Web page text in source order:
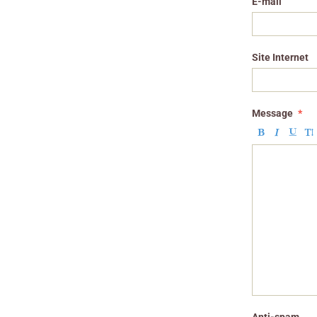
Site Internet
Message